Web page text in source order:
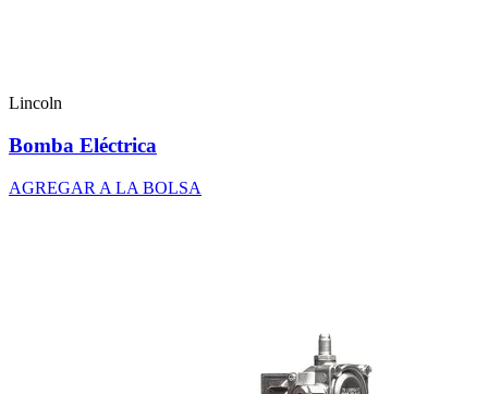
Lincoln
Bomba Eléctrica
AGREGAR A LA BOLSA